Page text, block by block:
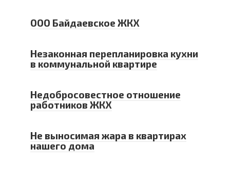
ООО Байдаевское ЖКХ
Незаконная перепланировка кухни
в коммунальной квартире
Недобросовестное отношение
работников ЖКХ
Не выносимая жара в квартирах
нашего дома